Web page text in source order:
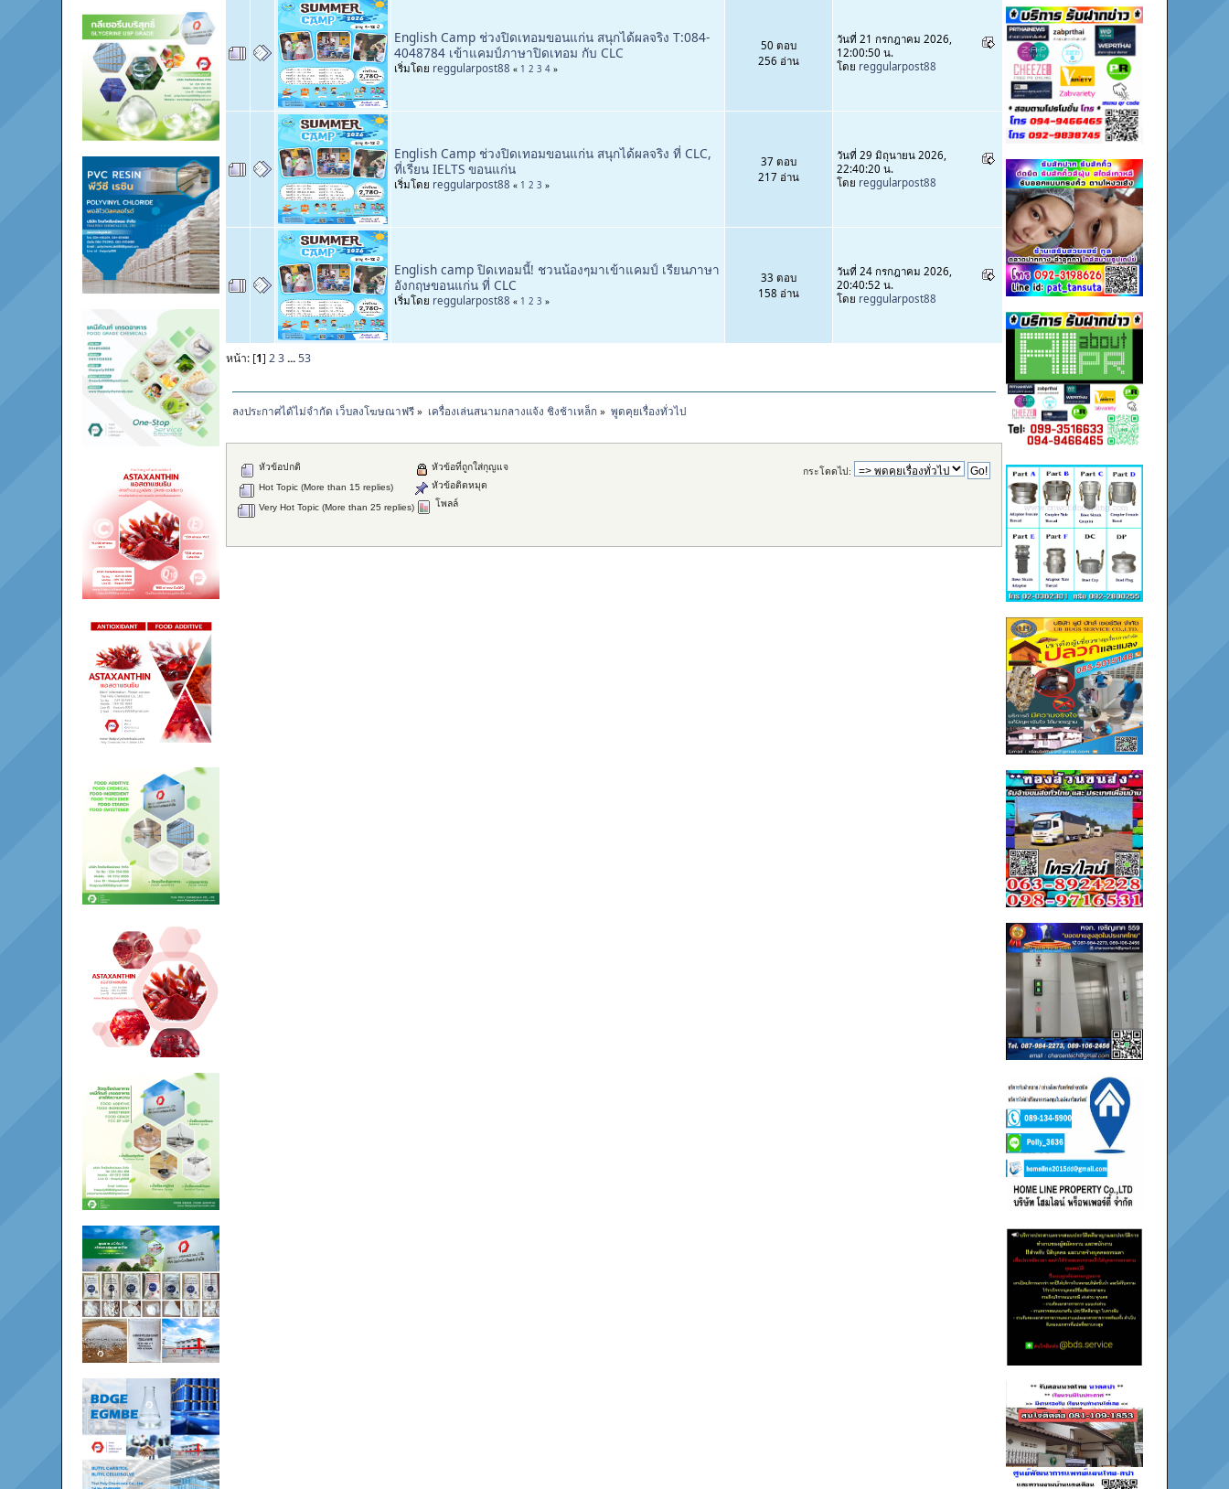
English Camp ช่วงปิดเทอมขอนแก่น สนุกได้ผลจริง T:084-
4048784 เข้าแคมป์ภาษาปิดเทอม กับ CLC
เริ่มโดย reggularpost88 « 1 2 3 4 »
50 ตอบ
256 อ่าน
วันที่ 21 กรกฎาคม 2026,
12:00:50 น.
โดย reggularpost88
English Camp ช่วงปิดเทอมขอนแก่น สนุกได้ผลจริง ที่ CLC,
ที่เรียน IELTS ขอนแก่น
เริ่มโดย reggularpost88 « 1 2 3 »
37 ตอบ
217 อ่าน
วันที่ 29 มิถุนายน 2026,
22:40:20 น.
โดย reggularpost88
English camp ปิดเทอมนี้! ชวนน้องๆมาเข้าแคมป์ เรียนภาษา
อังกฤษขอนแก่น ที่ CLC
เริ่มโดย reggularpost88 « 1 2 3 »
33 ตอบ
158 อ่าน
วันที่ 24 กรกฎาคม 2026,
20:40:52 น.
โดย reggularpost88
หน้า: [1]23...53
ลงประกาศได้ไม่จำกัด เว็บลงโฆษณาฟรี» เครื่องเล่นสนามกลางแจ้ง ชิงช้าเหล็ก» พูดคุยเรื่องทั่วไป
กระโดดไป:
หัวข้อปกติ
Hot Topic (More than 15 replies)
Very Hot Topic (More than 25 replies)
หัวข้อที่ถูกใส่กุญแจ
หัวข้อติดหมุด
โพลล์